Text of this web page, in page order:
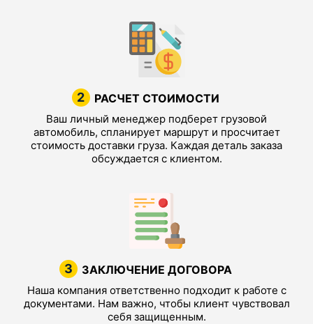
2 РАСЧЕТ СТОИМОСТИ
Ваш личный менеджер подберет грузовой
автомобиль, спланирует маршрут и просчитает
стоимость доставки груза. Каждая деталь заказа
обсуждается с клиентом.
3 ЗАКЛЮЧЕНИЕ ДОГОВОРА
Наша компания ответственно подходит к работе с
документами. Нам важно, чтобы клиент чувствовал
себя защищенным.